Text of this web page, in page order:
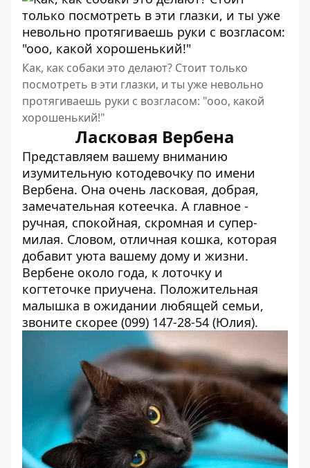
Как, как собаки это делают? Стоит только
посмотреть в эти глазки, и ты уже невольно
протягиваешь руки с возгласом: "ооо, какой
хорошенький!"
Ласковая Вербена
Представляем вашему вниманию
изумительную котодевочку по имени
Вербена. Она очень ласковая, добрая,
замечательная котеечка. А главное -
ручная, спокойная, скромная и супер-
милая. Словом, отличная кошка, которая
добавит уюта вашему дому и жизни.
Вербене около года, к лоточку и
когтеточке приучена. Положительная
малышка в ожидании любящей семьи,
звоните скорее (099) 147-28-54 (Юлия).